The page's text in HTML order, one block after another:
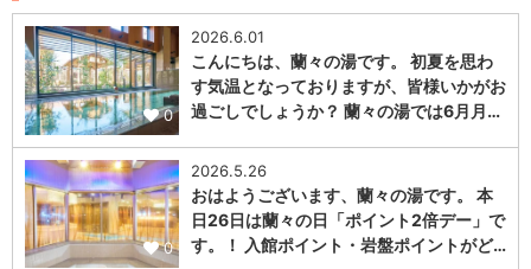
0
2026.6.01
こんにちは、蘭々の湯です。 初夏を思わ
す気温となっておりますが、皆様いかがお
過ごしでしょうか？ 蘭々の湯では6月月…
0
2026.5.26
おはようございます、蘭々の湯です。 本
日26日は蘭々の日「ポイント2倍デー」で
す。！ 入館ポイント・岩盤ポイントがど…